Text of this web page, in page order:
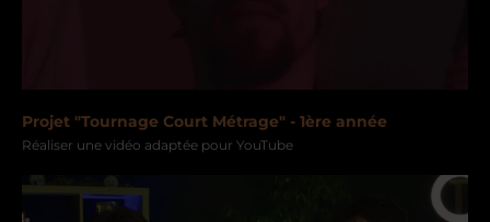
Projet "Tournage Court Métrage" - 1ère année
Réaliser une vidéo adaptée pour YouTube